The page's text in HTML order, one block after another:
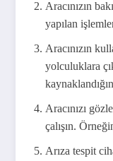
Aracınızın
yapılan
Aracınızın
yolculuklara
Aracınızı
çalışın.
Arıza tespit